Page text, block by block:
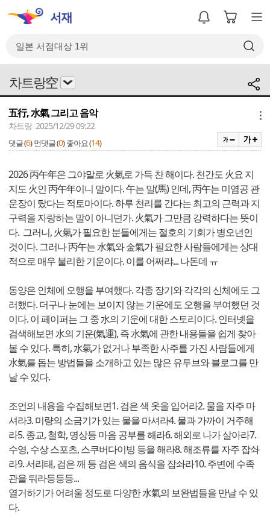
차트랑空
五行, 水氣 그리고 음악
차트랑 2025/12/29 09:22
댓글 (6) 먼댓글 (0) 좋아요 (14)
2026 丙午年은 그야말로 火氣로 가득 찬 해이다. 천간도 火요 지
지도 火인 丙午年이니 말이다. 午는 말(馬) 인데, 丙午는 미염공 관
운장이 탔다는 적토마이다. 하루 천리를 간다는 최고의 근력과 지
구력을 자랑하는 말이 아니던가. 火氣가 그만큼 강력하다는 뜻이
다. 그러니, 火氣가 필요한 분들에게는 절호의 기회가 병오년인
것이다. 그러나 丙午는 水氣와 金氣가 필요한 사람들에게는 상대
적으로 매우 불리한 기운이다. 이를 어쩌랴... 나돈데 ㅠ
동양은 인체에 오행을 부여했다. 각종 장기와 각각의 신체에도 그
러했다. 더구나 눈에는 보이지 않는 기운에도 오행을 부여했던 것
이다. 이 페이퍼는 그 중 水의 기운에 대한 스토리이다. 인터넷을
검색해보면 水의 기운(氣運), 즉 水氣에 관한 내용들을 쉽게 찾아
볼 수 있다. 특히, 水氣가 없거나 부족한 사주를 가진 사람들에게
水氣를 돕는 방법들을 소개하고 있는 많은 유투브와 블로그를 만
날 수 있다.
조언의 내용을 수집해보면1. 검은 색 옷을 입어라2. 물을 자주 마
셔라3. 미량의 소금기가 있는 물을 마셔라4. 물과 가까이 거주해
라5. 종교, 철학, 명상등 마음 공부를 해라6. 해외로 나가 살아라7.
수영, 수상 스포츠, 스쿠버다이빙 등을 해라8. 해조류를 자주 잡솨
라9. 서리태, 검은 깨 등 검은 색의 음식을 잡솨라10. 주변에 수족
관을 둬라등등등...
열거하기가 어려울 정도로 다양한 水氣의 보완법들을 만날 수 있
다.